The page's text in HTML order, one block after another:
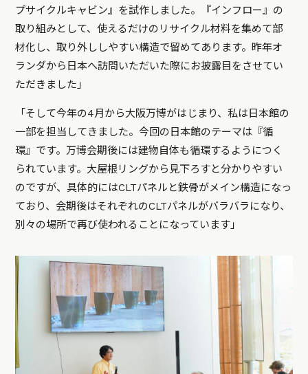
プサイクルキャビン』を試作しました。『インフロー』の
取り組みとして、使えるだけのリサイクル材料を集めて部
材化し、取り外ししやすい構造で留めてあります。昨年オ
ランダから日本へ訪問いただいた際にお披露目をさせてい
ただきました」
「そして今年の4月から大阪万博がはじまり、私は日本館の
一部を担当してきました。今回の日本館のテーマは『循
環』です。万博会期後には建物自体も循環するようにつく
られています。大屋根リングから見下ろすと分かりやすい
のですが、具体的にはCLTパネルと鉄骨がメイン構造になっ
ており、会期後はそれぞれのCLTパネルがバラバラになり、
別々の場所で再び使われることになっています」